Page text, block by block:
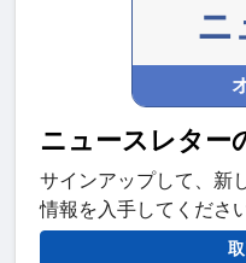
ニ
ニュースレター
サインアップして、新
情報を入手してください